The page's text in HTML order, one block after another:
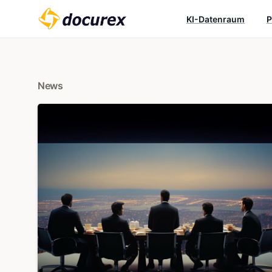
KI-Datenraum
News